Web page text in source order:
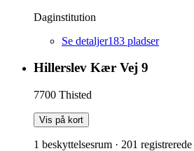
Daginstitution
Se detaljer183 pladser
Hillerslev Kær Vej 9
7700 Thisted
Vis på kort
1 beskyttelsesrum · 201